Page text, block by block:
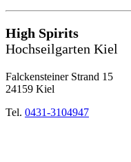
High Spirits
Hochseilgarten Kiel
Falckensteiner Strand 15
24159 Kiel
Tel. 0431-3104947